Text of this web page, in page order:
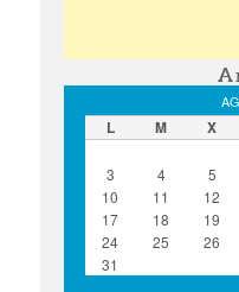
L M X
3
4 5
10
11 12
17
18 19
24
25 26
31